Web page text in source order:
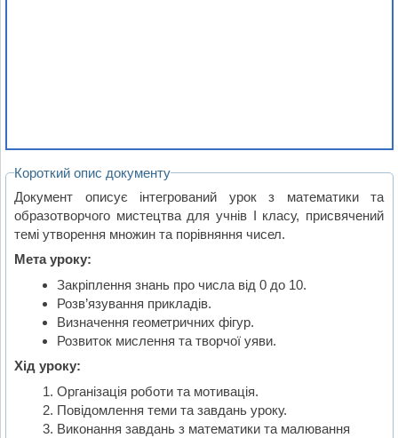
Короткий опис документу
Документ описує інтегрований урок з математики та
образотворчого мистецтва для учнів I класу, присвячений
темі утворення множин та порівняння чисел.
Мета уроку:
Закріплення знань про числа від 0 до 10.
Розв’язування прикладів.
Визначення геометричних фігур.
Розвиток мислення та творчої уяви.
Хід уроку:
Організація роботи та мотивація.
Повідомлення теми та завдань уроку.
Виконання завдань з математики та малювання